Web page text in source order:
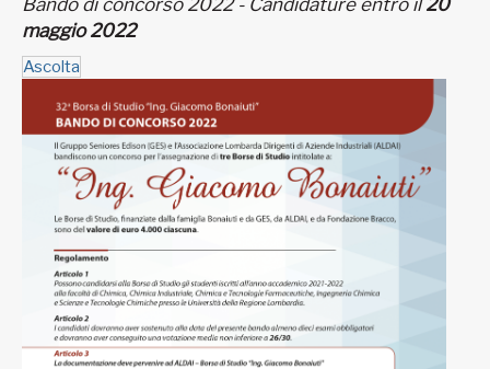
Bando di concorso 2022 - Candidature entro il20
maggio 2022
Ascolta